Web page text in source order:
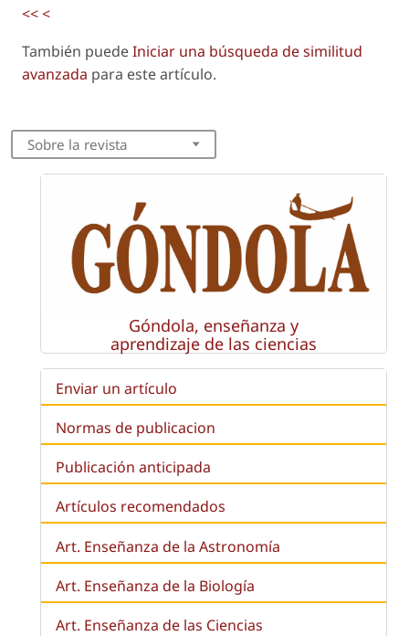
<<<
También puedeIniciar una búsqueda de similitud
avanzada para este artículo.
Sobre la revista
Góndola, enseñanza y
aprendizaje de las ciencias
Enviar un artículo
Normas de publicacion
Publicación anticipada
Artículos recomendados
Art. Enseñanza de la Astronomía
Art. Enseñanza de la Biología
Art. Enseñanza de las Ciencias